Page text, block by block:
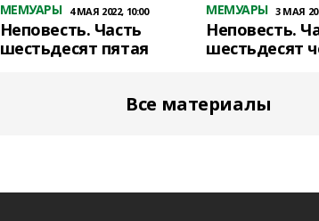
МЕМУАРЫ 4 МАЯ 2022, 10:00
Неповесть. Часть
шестьдесят пятая
МЕМУАРЫ 3 МАЯ
Неповесть.
шестьдесят
Все материалы